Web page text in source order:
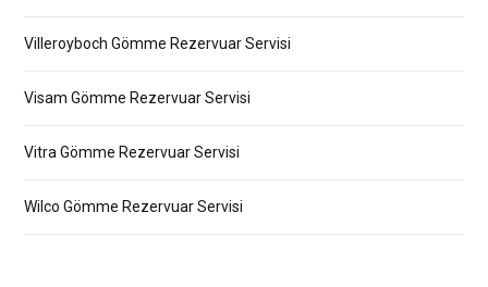
Villeroyboch Gömme Rezervuar Servisi
Visam Gömme Rezervuar Servisi
Vitra Gömme Rezervuar Servisi
Wilco Gömme Rezervuar Servisi